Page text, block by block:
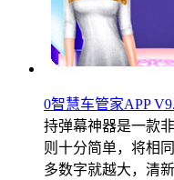
0智慧车管家APP
持弹幕神器是一款
则十分简单，将相
多数字就越大，清